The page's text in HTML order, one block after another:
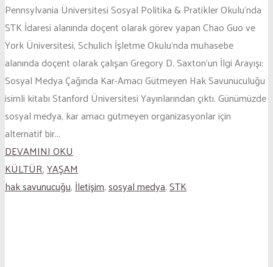
Pennsylvania Üniversitesi Sosyal Politika & Pratikler Okulu’nda
STK İdaresi alanında doçent olarak görev yapan Chao Guo ve
York Üniversitesi, Schulich İşletme Okulu’nda muhasebe
alanında doçent olarak çalışan Gregory D. Saxton’un İlgi Arayışı:
Sosyal Medya Çağında Kar-Amacı Gütmeyen Hak Savunuculuğu
isimli kitabı Stanford Üniversitesi Yayınlarından çıktı. Günümüzde
sosyal medya, kar amacı gütmeyen organizasyonlar için
alternatif bir...
DEVAMINI OKU
KÜLTÜR,YAŞAM
hak savunucuğu,İletişim,sosyal medya,STK